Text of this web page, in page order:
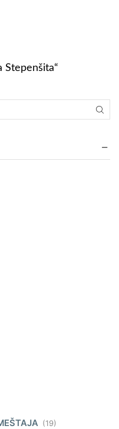
Stepenšita“
(19)